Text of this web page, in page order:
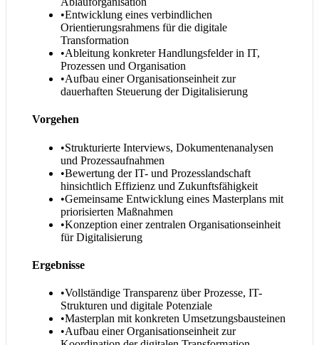
•Entwicklung eines verbindlichen
Orientierungsrahmens für die digitale
Transformation
•Ableitung konkreter Handlungsfelder in IT,
Prozessen und Organisation
•Aufbau einer Organisationseinheit zur
dauerhaften Steuerung der Digitalisierung
Vorgehen
•Strukturierte Interviews, Dokumentenanalysen
und Prozessaufnahmen
•Bewertung der IT- und Prozesslandschaft
hinsichtlich Effizienz und Zukunftsfähigkeit
•Gemeinsame Entwicklung eines Masterplans mit
priorisierten Maßnahmen
•Konzeption einer zentralen Organisationseinheit
für Digitalisierung
Ergebnisse
•Vollständige Transparenz über Prozesse, IT-
Strukturen und digitale Potenziale
•Masterplan mit konkreten Umsetzungsbausteinen
•Aufbau einer Organisationseinheit zur